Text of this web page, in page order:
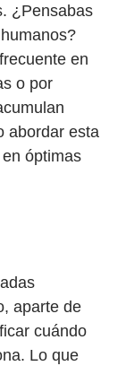
¿Pensabas
en
o por
abordar esta
óptimas
aparte de
cuándo
Lo que